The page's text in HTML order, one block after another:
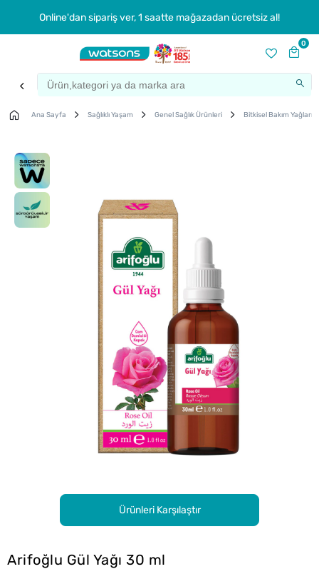
Online'dan sipariş ver, 1 saatte mağazadan ücretsiz al!
0
Ana Sayfa Sağlıklı Yaşam Genel Sağlık Ürünleri Bitkisel Bakım Yağları
Ürünleri Karşılaştır
Arifoğlu Gül Yağı 30 ml